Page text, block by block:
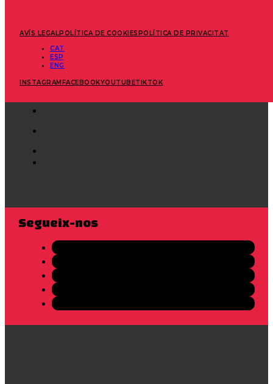
AVÍS LEGALPOLÍTICA DE COOKIESPOLÍTICA DE PRIVACITAT
CAT
ESP
ENG
INSTAGRAMFACEBOOKYOUTUBETIKTOK
Segueix-nos